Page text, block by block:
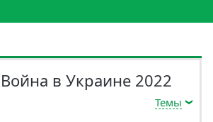
Война в Украине 2022
Темы